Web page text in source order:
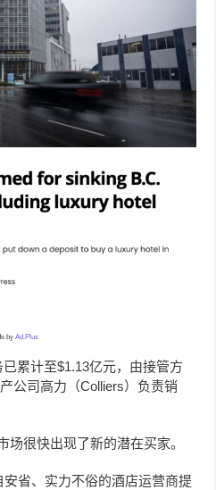
byAd.Plus
累计至$1.13亿元，由接管方
公司高力（Colliers）负责销
场很快出现了新的潜在买家。
省、实力不俗的酒店运营商提